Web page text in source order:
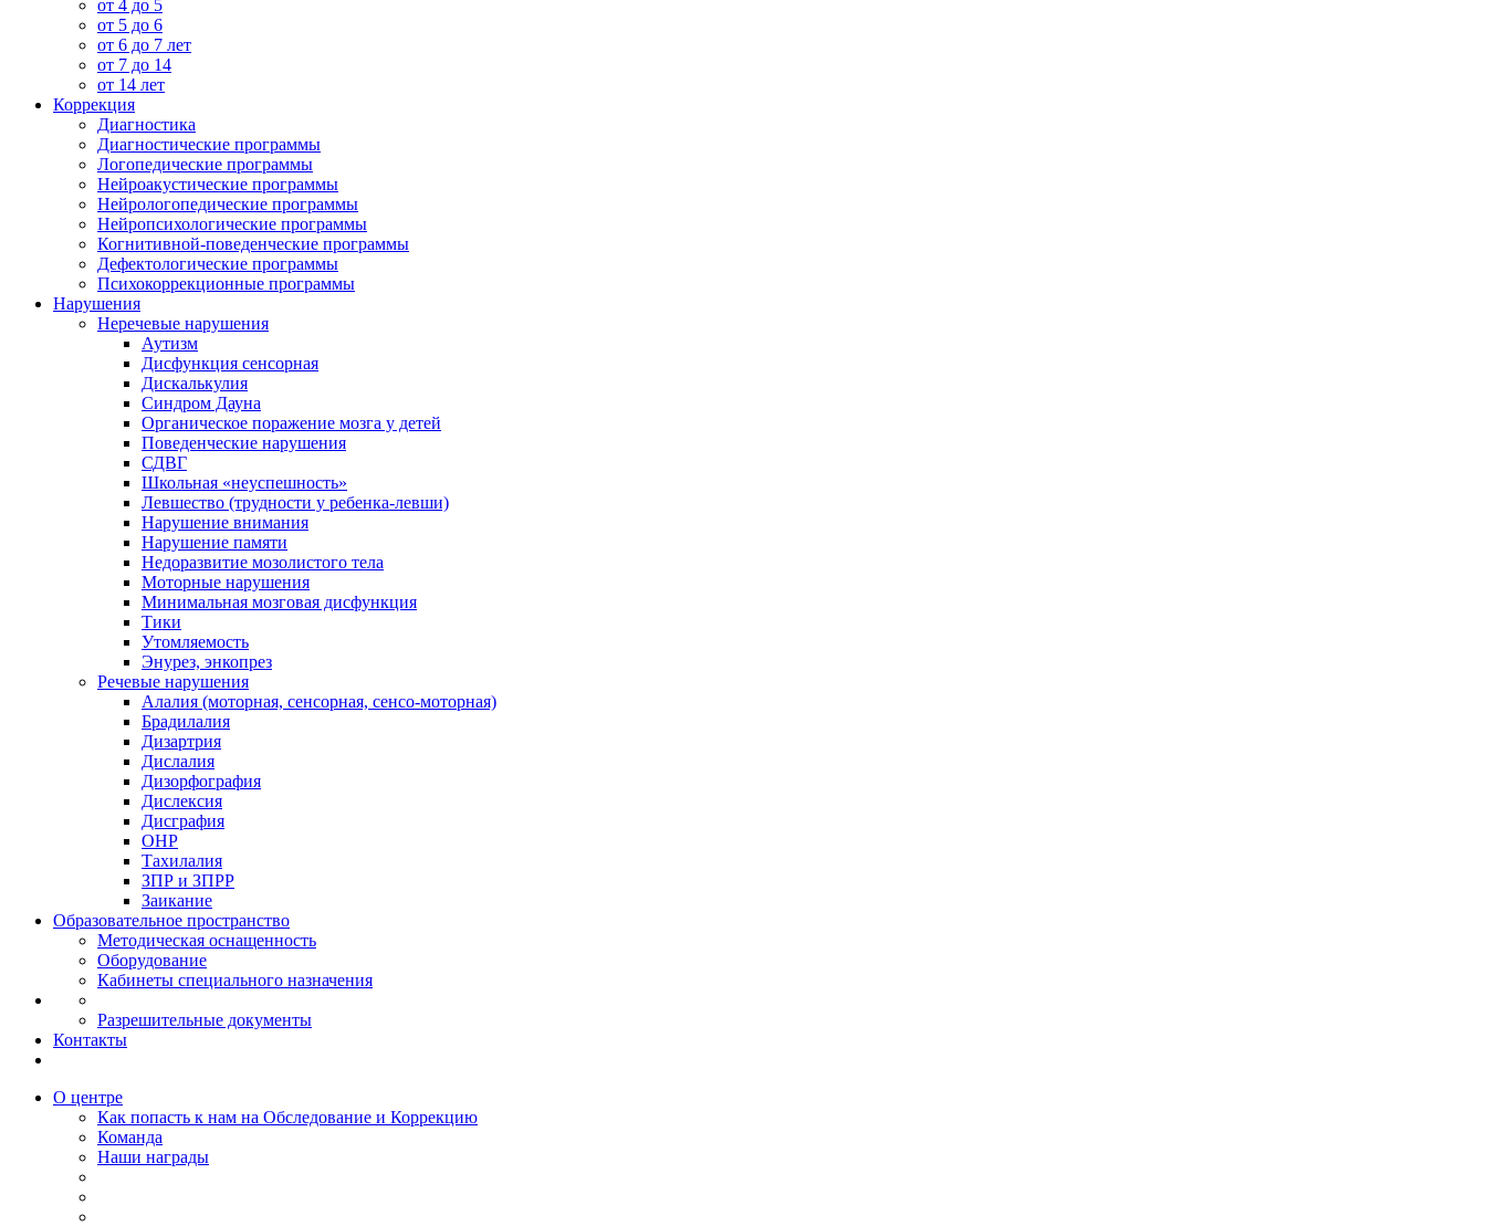
от 4 до 5
от 5 до 6
от 6 до 7 лет
от 7 до 14
от 14 лет
Коррекция
Диагностика
Диагностические программы
Логопедические программы
Нейроакустические программы
Нейрологопедические программы
Нейропсихологические программы
Когнитивной-поведенческие программы
Дефектологические программы
Психокоррекционные программы
Нарушения
Неречевые нарушения
Аутизм
Дисфункция сенсорная
Дискалькулия
Синдром Дауна
Органическое поражение мозга у детей
Поведенческие нарушения
СДВГ
Школьная «неуспешность»
Левшество (трудности у ребенка-левши)
Нарушение внимания
Нарушение памяти
Недоразвитие мозолистого тела
Моторные нарушения
Минимальная мозговая дисфункция
Тики
Утомляемость
Энурез, энкопрез
Речевые нарушения
Алалия (моторная, сенсорная, сенсо-моторная)
Брадилалия
Дизартрия
Дислалия
Дизорфография
Дислексия
Дисграфия
ОНР
Тахилалия
ЗПР и ЗПРР
Заикание
Образовательное пространство
Методическая оснащенность
Оборудование
Кабинеты специального назначения
Разрешительные документы
Контакты
О центре
Как попасть к нам на Обследование и Коррекцию
Команда
Наши награды